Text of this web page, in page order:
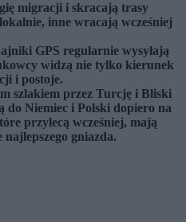
migracji i skracają trasy
inne wracają wcześniej
GPS regularnie wysyłają
widzą nie tylko kierunek
i postoje.
szlakiem przez Turcję i Bliski
do Niemiec i Polski dopiero na
przylecą wcześniej, mają
najlepszego gniazda.